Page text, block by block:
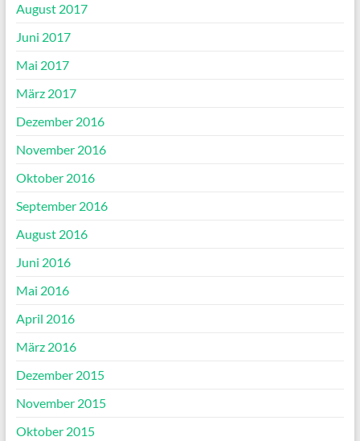
August 2017
Juni 2017
Mai 2017
März 2017
Dezember 2016
November 2016
Oktober 2016
September 2016
August 2016
Juni 2016
Mai 2016
April 2016
März 2016
Dezember 2015
November 2015
Oktober 2015